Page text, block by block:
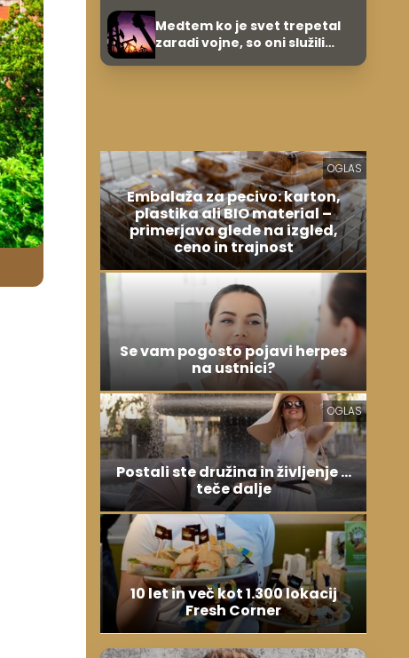
Medtem ko je svet trepetal
zaradi vojne, so oni služili
OGLAS
Embalaža za pecivo: karton,
plastika ali BIO material –
primerjava glede na izgled,
ceno in trajnost
Se vam pogosto pojavi herpes
na ustnici?
OGLAS
Postali ste družina in življenje ...
teče dalje
10 let in več kot 1.300 lokacij
Fresh Corner